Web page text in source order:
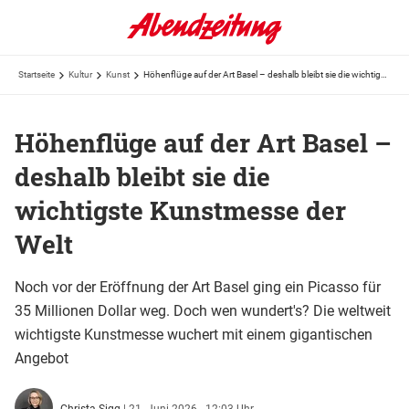
Startseite Kultur Kunst
Höhenflüge auf der Art Basel –
deshalb bleibt sie die
wichtigste Kunstmesse der
Welt
Noch vor der Eröffnung der Art Basel ging ein Picasso für
35 Millionen Dollar weg. Doch wen wundert's? Die weltweit
wichtigste Kunstmesse wuchert mit einem gigantischen
Angebot